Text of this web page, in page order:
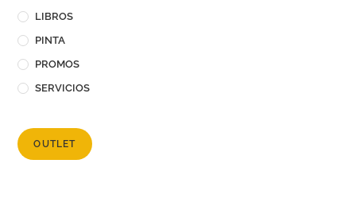
LIBROS
PINTA
PROMOS
SERVICIOS
OUTLET